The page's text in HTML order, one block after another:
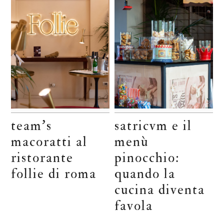
team’s
macoratti al
ristorante
follie di roma
satricvm e il
menù
pinocchio:
quando la
cucina diventa
favola